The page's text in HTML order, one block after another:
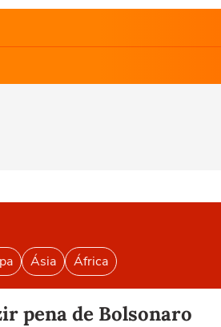
Ásia África
pena de Bolsonaro